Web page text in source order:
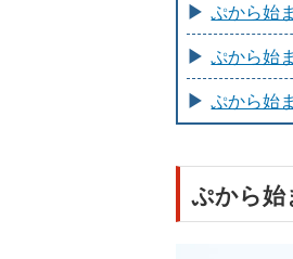
ぷから始
ぷから始
ぷから始
ぷから始